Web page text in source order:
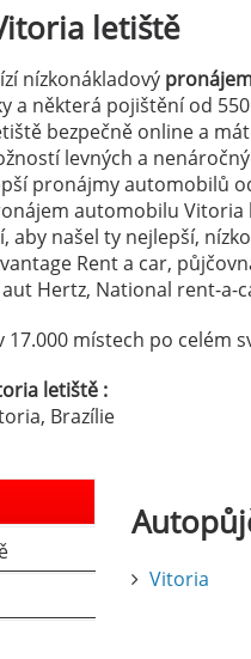
letiště
nízkonákladový
a některá pojištění od
bezpečně online a
levných a
pronájmy automobilů
automobilu
aby našel ty nejlepší,
Rent a car,
Hertz, National rent-a-
17.000 místech po celém
letiště :
Brazílie
Vitoria